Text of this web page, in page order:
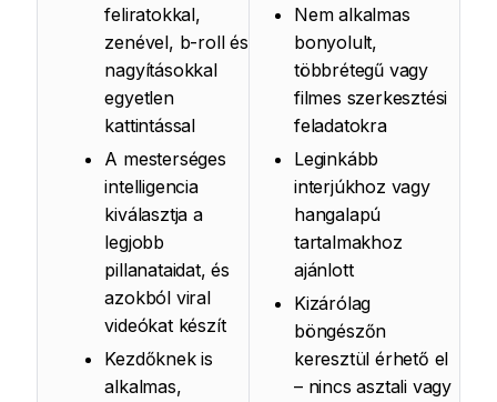
feliratokkal,
zenével, b-roll és
nagyításokkal
egyetlen
kattintással
A mesterséges
intelligencia
kiválasztja a
legjobb
pillanataidat, és
azokból viral
videókat készít
Kezdőknek is
alkalmas,
Nem alkalmas
bonyolult,
többrétegű vagy
filmes szerkesztési
feladatokra
Leginkább
interjúkhoz vagy
hangalapú
tartalmakhoz
ajánlott
Kizárólag
böngészőn
keresztül érhető el
– nincs asztali vagy